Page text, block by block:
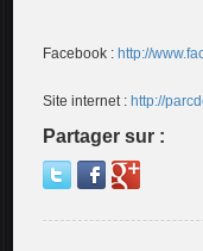
Facebook : http://
Site internet : http://
Partager sur :